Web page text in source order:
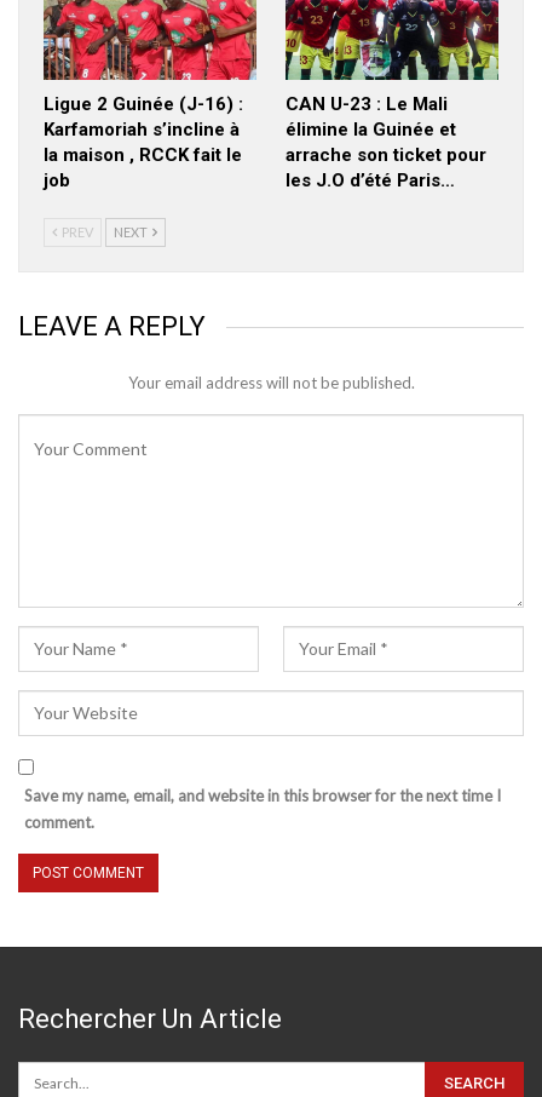
Ligue 2 Guinée (J-16) :
Karfamoriah s’incline à
la maison , RCCK fait le
job
CAN U-23 : Le Mali
élimine la Guinée et
arrache son ticket pour
les J.O d’été Paris…
PREV NEXT
LEAVE A REPLY
Your email address will not be published.
Save my name, email, and website in this browser for the next time I
comment.
Rechercher Un Article